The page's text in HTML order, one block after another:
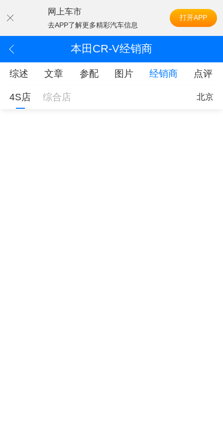
网上车市
去APP了解更多精彩汽车信息
打开APP
本田CR-V经销商
综述 文章 参配 图片 经销商 点评
4S店 综合店 北京